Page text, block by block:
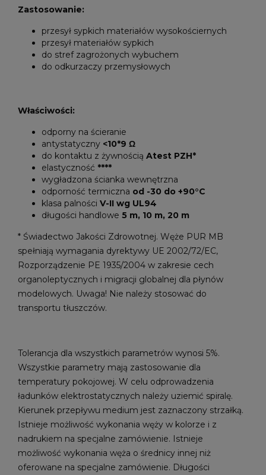
Zastosowanie:
przesył sypkich materiałów wysokościernych
przesył materiałów sypkich
do stref zagrożonych wybuchem
do odkurzaczy przemysłowych
Właściwości:
odporny na ścieranie
antystatyczny <10*9 Ω
do kontaktu z żywnością Atest PZH*
elastyczność ****
wygładzona ścianka wewnętrzna
odporność termiczna od -30 do +90°C
klasa palności V-II wg UL94
długości handlowe 5 m, 10 m, 20 m
* Świadectwo Jakości Zdrowotnej. Węże PUR MB
spełniają wymagania dyrektywy UE 2002/72/EC,
Rozporządzenie PE 1935/2004 w zakresie cech
organoleptycznych i migracji globalnej dla płynów
modelowych. Uwaga! Nie należy stosować do
transportu tłuszczów.
Tolerancja dla wszystkich parametrów wynosi 5%.
Wszystkie parametry mają zastosowanie dla
temperatury pokojowej. W celu odprowadzenia
ładunków elektrostatycznych należy uziemić spiralę.
Kierunek przepływu medium jest zaznaczony strzałką.
Istnieje możliwość wykonania węży w kolorze i z
nadrukiem na specjalne zamówienie. Istnieje
możliwość wykonania węża o średnicy innej niż
oferowane na specjalne zamówienie. Długości